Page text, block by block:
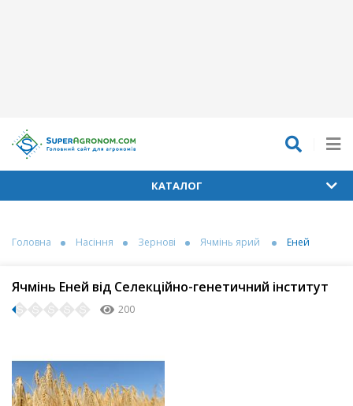
КАТАЛОГ
Головна Насіння Зернові Ячмінь ярий Еней
Ячмінь Еней від Селекційно-генетичний інститут
200